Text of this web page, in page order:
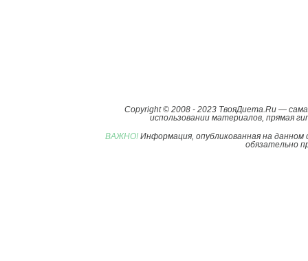
Copyright © 2008 - 2023 ТвояДиета.Ru —
использовании материалов, прямая
ВАЖНО! Информация, опубликованная на
обязательно